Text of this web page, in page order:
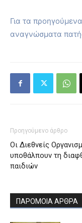
Για τα
αναγνώσματα
Προηγούμενο άρθρο
Οι Διεθνείς
υποθάλπουν τη
παιδιών
ΠΑΡΟΜΟΙΑ ΑΡΘΡΑ